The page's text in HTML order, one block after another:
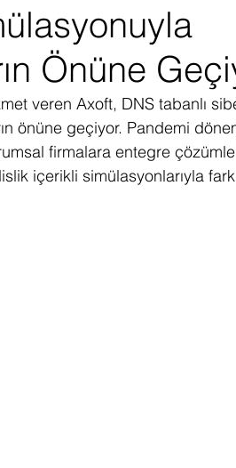
Çevre Koruma Çin
Önüne
veren Axoft, DNS tabanlı
önüne geçiyor. Pandemi
firmalara entegre
içerikli simülasyonlarıyla